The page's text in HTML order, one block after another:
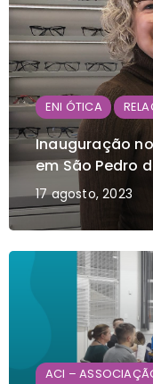
ENI ÓTICA
Inauguração
em São Pedro
17 agosto, 2023
ACI –